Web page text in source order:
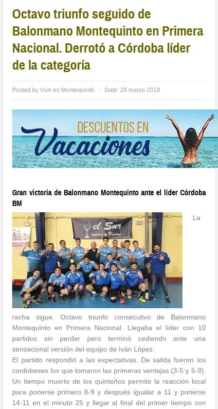
Octavo triunfo seguido de
Balonmano Montequinto en Primera
Nacional. Derrotó a Córdoba líder
de la categoría
Posted byVivir en Montequinto Date:26 marzo 2018
Gran victoria de Balonmano Montequinto ante el líder Córdoba
BM
La
racha sigue. Octavo triunfo consecutivo de Balonmano
Montequinto en Primera Nacional. Llegaba el líder con 10
partidos sin perder pero terminó cediendo ante una
sensacional versión del equipo de Iván López.
El partido respondió a las expectativas. De salida fueron los
cordobeses los que tomaron las primeras ventajas (3-5 y 5-9).
Un tiempo muerto de los quinteños permite la reacción local
para ponerse primero 8-9 y después igualar a 11 y ponerse
14-11 en el minuto 25 y llegar al final del primer tiempo con